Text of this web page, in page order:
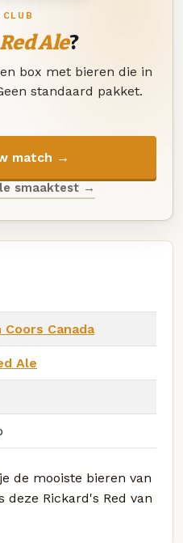
CLUB
Ale?
box met bieren die in
standaard pakket.
match →
smaaktest →
Coors Canada
Ale
de mooiste bieren van
deze Rickard's Red van